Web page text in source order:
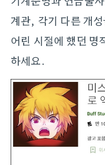
계관, 각기 다른 개
어린 시절에 했던 명
하세요.